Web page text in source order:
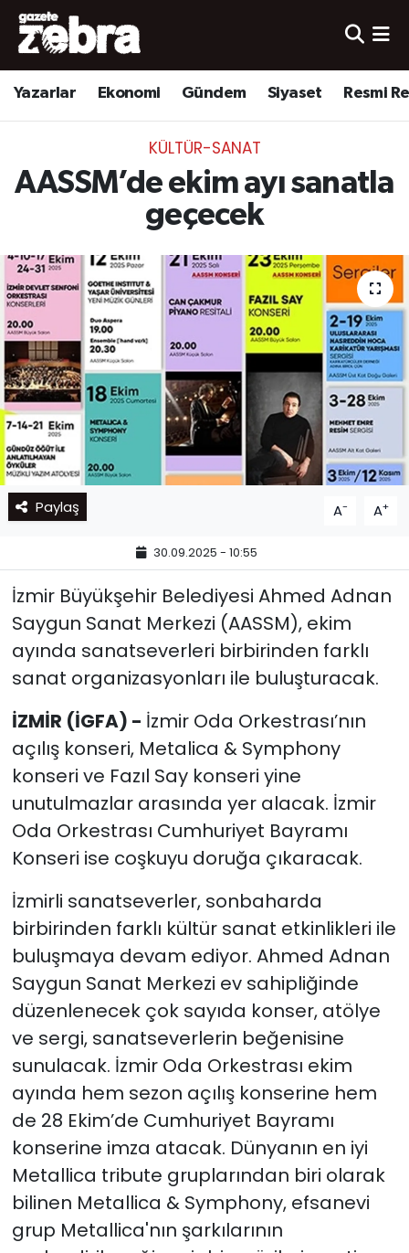
Yazarlar Ekonomi Gündem Siyaset Resmi
KÜLTÜR-SANAT
AASSM’de ekim ayı sanatla
geçecek
Paylaş A- A+
30.09.2025 - 10:55
İzmir Büyükşehir Belediyesi Ahmed Adnan
Saygun Sanat Merkezi (AASSM), ekim
ayında sanatseverleri birbirinden farklı
sanat organizasyonları ile buluşturacak.
İZMİR (İGFA) - İzmir Oda Orkestrası’nın
açılış konseri, Metalica & Symphony
konseri ve Fazıl Say konseri yine
unutulmazlar arasında yer alacak. İzmir
Oda Orkestrası Cumhuriyet Bayramı
Konseri ise coşkuyu doruğa çıkaracak.
İzmirli sanatseverler, sonbaharda
birbirinden farklı kültür sanat etkinlikleri ile
buluşmaya devam ediyor. Ahmed Adnan
Saygun Sanat Merkezi ev sahipliğinde
düzenlenecek çok sayıda konser, atölye
ve sergi, sanatseverlerin beğenisine
sunulacak. İzmir Oda Orkestrası ekim
ayında hem sezon açılış konserine hem
de 28 Ekim’de Cumhuriyet Bayramı
konserine imza atacak. Dünyanın en iyi
Metallica tribute gruplarından biri olarak
bilinen Metallica & Symphony, efsanevi
grup Metallica'nın şarkılarının
Yazarlar
Ekonomi
Spor
Nöbetçi Eczaneler
Hava Durumu
Süper Lig Puan Durumu ve Fikstür
Tüm Manşetler
Son Dakika Haberleri
Haber Arşivi